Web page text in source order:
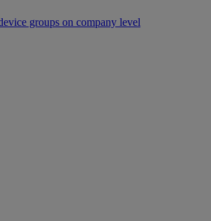
groups on company level